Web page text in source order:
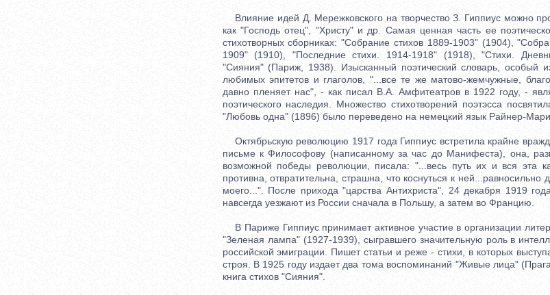
Влияние идей Д. Мережковского на творчество З. Гиппиус можно
как "Господь отец", "Христу" и др. Самая ценная часть ее
стихотворных сборниках: "Собрание стихов 1889-1903" (1904),
1909" (1910), "Последние стихи. 1914-1918" (1918), "Стихи.
"Сияния" (Париж, 1938). Изысканный поэтический словарь, особый
любимых эпитетов и глаголов, "...все те же матово-жемчужные,
давно пленяет нас", - как писал В.А. Амфитеатров в 1922 году, -
поэтического наследия. Множество стихотворений поэтэсса
"Любовь одна" (1896) было переведено на немецкий язык Райнер-
Октябрьскую революцию 1917 года Гиппиус встретила крайне
письме к Философову (написанному за час до Манифеста), она,
возможной победы революции, писала: "...весь путь их и вся эта
противна, отвратительна, страшна, что коснуться к
моего...". После прихода "царства Антихриста", 24 декабря 1919
навсегда уезжают из России сначала в Польшу, а затем во Францию.
В Париже Гиппиус принимает активное участие в организации
"Зеленая лампа" (1927-1939), сыгравшего значительную роль в
российской эмиграции. Пишет статьи и реже - стихи, в которых
строя. В 1925 году издает два тома воспоминаний "Живые лица"
книга стихов "Сияния".